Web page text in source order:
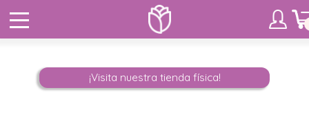
¡Visita nuestra tienda física!